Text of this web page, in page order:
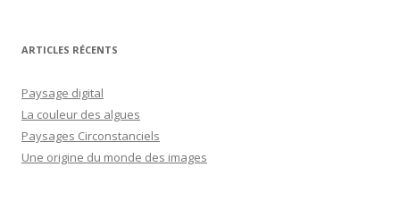
ARTICLES RÉCENTS
Paysage digital
La couleur des algues
Paysages Circonstanciels
Une origine du monde des images